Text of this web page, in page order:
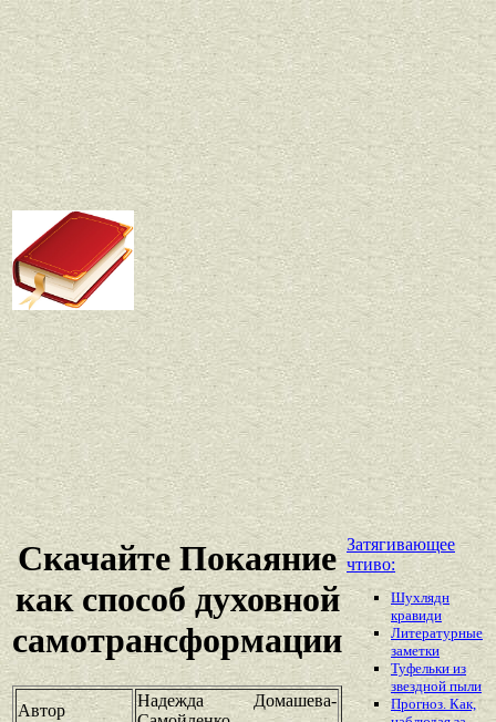
Скачайте Покаяние
как способ духовной
самотрансформации
Автор
Надежда Домашева-
Затягивающее
чтиво:
Шухлядн
кравиди
Литературные
заметки
Туфельки из
звездной пыли
Прогноз. Как,